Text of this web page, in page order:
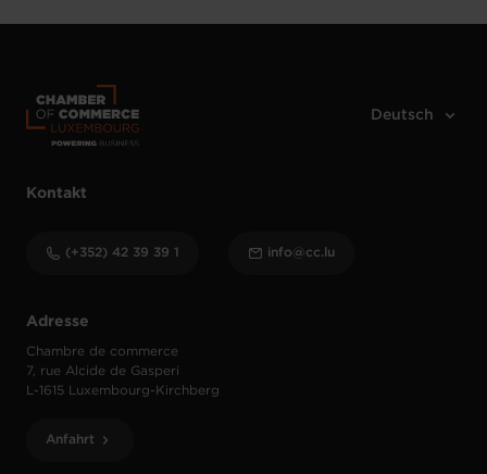
Adresse
Chambre de commerce
7, rue Alcide de Gasperi
L-1615 Luxembourg-Kirchberg
Anfahrt
Kontakt
(+352) 42 39 39 1 info@cc.lu